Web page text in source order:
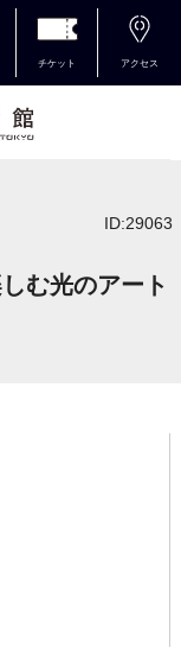
チケット アクセス
ID:29063
む光のアート